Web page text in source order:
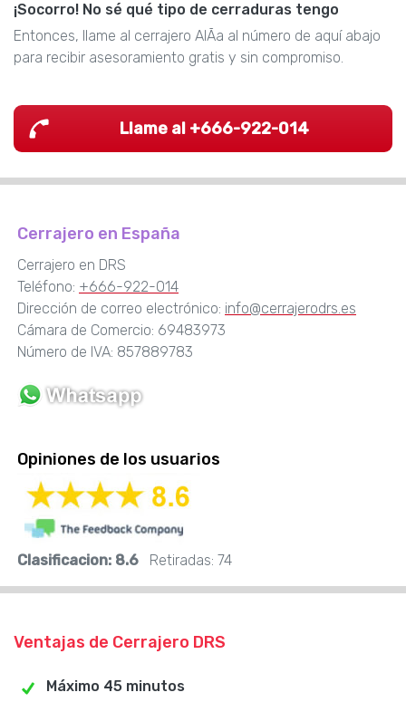
¡Socorro! No sé qué tipo de cerraduras tengo
Entonces, llame al cerrajero AlÃ­a al número de aquí abajo
para recibir asesoramiento gratis y sin compromiso.
Llame al +666-922-014
Cerrajero en España
Cerrajero en DRS
Teléfono: +666-922-014
Dirección de correo electrónico: info@cerrajerodrs.es
Cámara de Comercio: 69483973
Número de IVA: 857889783
Opiniones de los usuarios
Clasificacion: 8.6 Retiradas: 74
Ventajas de Cerrajero DRS
Máximo 45 minutos